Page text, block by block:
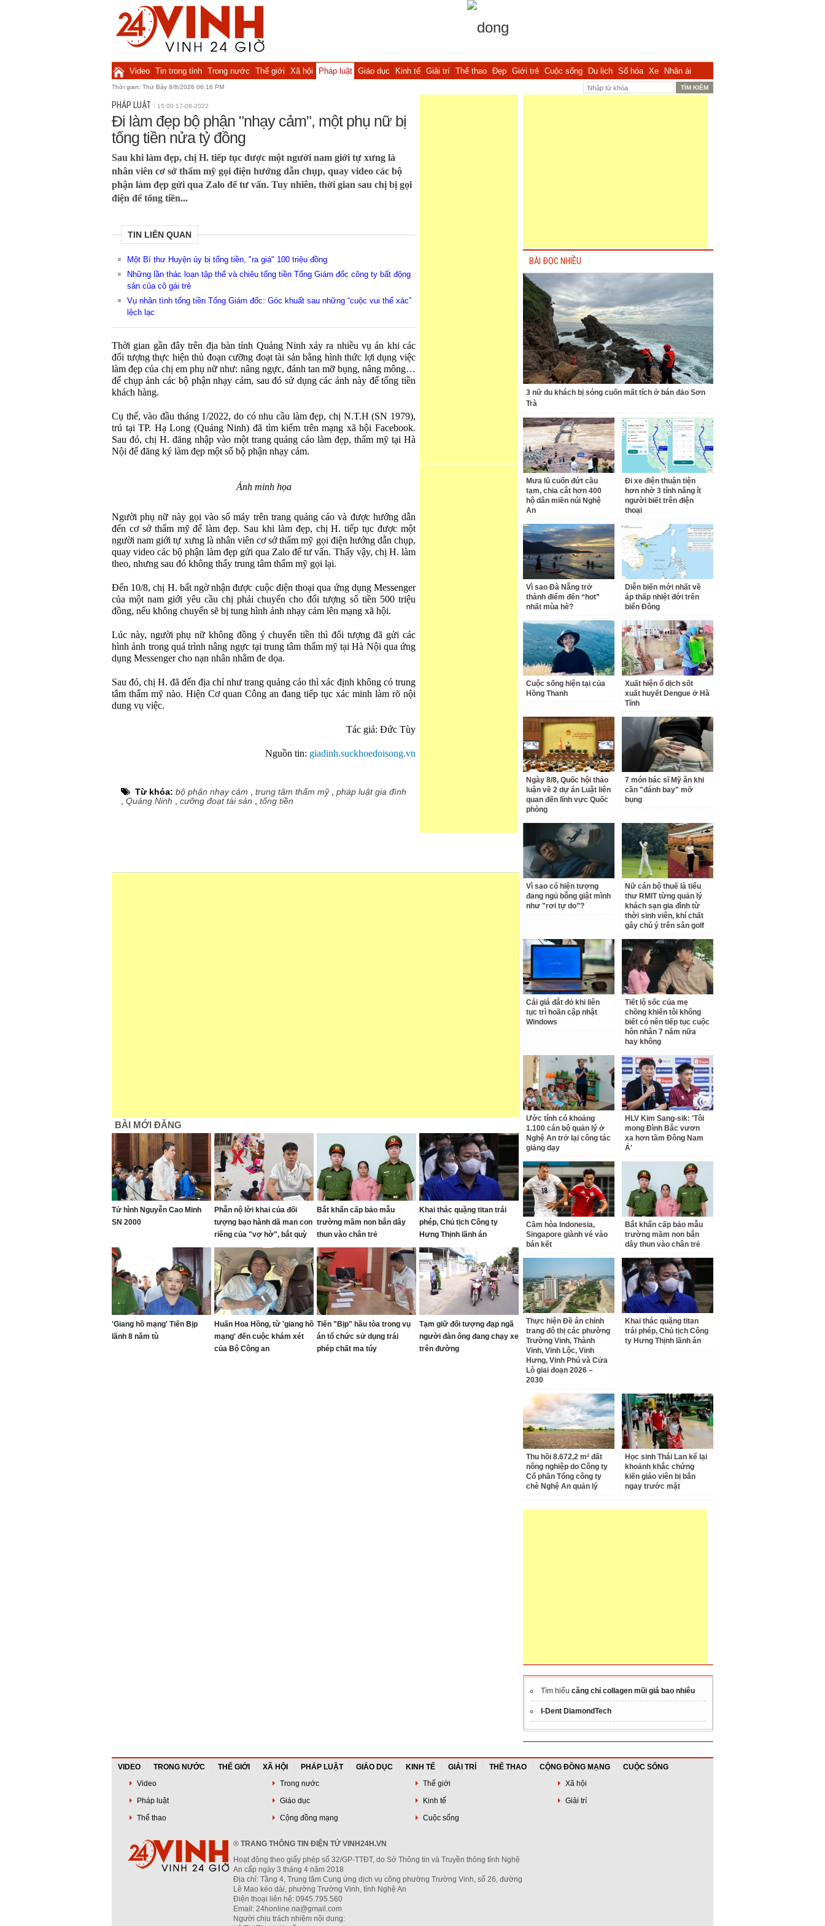
Video Tin trong tỉnh Trong nước Thế giới Xã hội Pháp luật Giáo dục Kinh tế Giải trí Thể thao Đẹp Giới trẻ Cuộc sống Du lịch Số hóa Xe Nhân ái
Thời gian: Thứ Bảy 8/8/2026 06:16 PM
PHÁP LUẬT 15:00 17-08-2022
Đi làm đẹp bộ phận "nhạy cảm", một phụ nữ bị
tống tiền nửa tỷ đồng
Sau khi làm đẹp, chị H. tiếp tục được một người nam giới tự xưng là
nhân viên cơ sở thẩm mỹ gọi điện hướng dẫn chụp, quay video các bộ
phận làm đẹp gửi qua Zalo để tư vấn. Tuy nhiên, thời gian sau chị bị gọi
điện để tống tiền...
TIN LIÊN QUAN
Một Bí thư Huyện ủy bị tống tiền, "ra giá" 100 triệu đồng
Những lần thác loạn tập thể và chiêu tống tiền Tổng Giám đốc công ty bất động
sản của cô gái trẻ
Vụ nhân tình tống tiền Tổng Giám đốc: Góc khuất sau những “cuộc vui thể xác”
lệch lạc
Thời gian gần đây trên địa bàn tỉnh Quảng Ninh xảy ra nhiều vụ án khi các
đối tượng thực hiện thủ đoạn cưỡng đoạt tài sản bằng hình thức lợi dụng việc
làm đẹp của chị em phụ nữ như: nâng ngực, đánh tan mỡ bụng, nâng mông…
để chụp ảnh các bộ phận nhạy cảm, sau đó sử dụng các ảnh này để tống tiền
khách hàng.
Cụ thể, vào đầu tháng 1/2022, do có nhu cầu làm đẹp, chị N.T.H (SN 1979),
trú tại TP. Hạ Long (Quảng Ninh) đã tìm kiếm trên mạng xã hội Facebook.
Sau đó, chị H. đăng nhập vào một trang quảng cáo làm đẹp, thẩm mỹ tại Hà
Nội để đăng ký làm đẹp một số bộ phận nhạy cảm.
Ảnh minh họa
Người phụ nữ này gọi vào số máy trên trang quảng cáo và được hướng dẫn
đến cơ sở thẩm mỹ để làm đẹp. Sau khi làm đẹp, chị H. tiếp tục được một
người nam giới tự xưng là nhân viên cơ sở thẩm mỹ gọi điện hướng dẫn chụp,
quay video các bộ phận làm đẹp gửi qua Zalo để tư vấn. Thấy vậy, chị H. làm
theo, nhưng sau đó không thấy trung tâm thẩm mỹ gọi lại.
Đến 10/8, chị H. bất ngờ nhận được cuộc điện thoại qua ứng dụng Messenger
của một nam giới yêu cầu chị phải chuyển cho đối tượng số tiền 500 triệu
đồng, nếu không chuyển sẽ bị tung hình ảnh nhạy cảm lên mạng xã hội.
Lúc này, người phụ nữ không đồng ý chuyển tiền thì đối tượng đã gửi các
hình ảnh trong quá trình nâng ngực tại trung tâm thẩm mỹ tại Hà Nội qua ứng
dụng Messenger cho nạn nhân nhằm đe dọa.
Sau đó, chị H. đã đến địa chỉ như trang quảng cáo thì xác định không có trung
tâm thẩm mỹ nào. Hiện Cơ quan Công an đang tiếp tục xác minh làm rõ nội
dung vụ việc.
Tác giả: Đức Tùy
Nguồn tin: giadinh.suckhoedoisong.vn
Từ khóa: bộ phận nhạy cảm trung tâm thẩm mỹ, pháp luật gia đình
Quảng Ninh cưỡng đoạt tài sản tống tiền
BÀI MỚI ĐĂNG
Tử hình Nguyễn Cao Minh
SN 2000
Phẫn nộ lời khai của đối
tượng bạo hành dã man con
riêng của "vợ hờ", bắt quỳ
gối đến 1 giờ sáng
Bắt khẩn cấp bảo mẫu
trường mầm non bắn dây
thun vào chân trẻ
Khai thác quặng titan trái
phép, Chủ tịch Công ty
Hưng Thịnh lãnh án
'Giang hồ mạng' Tiến Bịp
lãnh 8 năm tù
Huấn Hoa Hồng, từ 'giang hồ
mạng' đến cuộc khám xét
của Bộ Công an
Tiến "Bịp" hầu tòa trong vụ
án tổ chức sử dụng trái
phép chất ma túy
Tạm giữ đối tượng đạp ngã
người đàn ông đang chạy xe
trên đường
BÀI ĐỌC NHIỀU
3 nữ du khách bị sóng cuốn mất tích ở bán đảo Sơn
Trà
Mưa lũ cuốn đứt cầu
tạm, chia cắt hơn 400
hộ dân miền núi Nghệ
An
Đi xe điện thuận tiện
hơn nhờ 3 tính năng ít
người biết trên điện
thoại
Vì sao Đà Nẵng trở
thành điểm đến “hot”
nhất mùa hè?
Diễn biến mới nhất về
áp thấp nhiệt đới trên
biển Đông
Cuộc sống hiện tại của
Hồng Thanh
Xuất hiện ổ dịch sốt
xuất huyết Dengue ở Hà
Tĩnh
Ngày 8/8, Quốc hội thảo
luận về 2 dự án Luật liên
quan đến lĩnh vực Quốc
phòng
7 món bác sĩ Mỹ ăn khi
cần "đánh bay" mỡ
bụng
Vì sao có hiện tượng
đang ngủ bỗng giật mình
như "rơi tự do”?
Nữ cán bộ thuế là tiểu
thư RMIT từng quản lý
khách sạn gia đình từ
thời sinh viên, khí chất
gây chú ý trên sân golf
Cái giá đắt đỏ khi liên
tục trì hoãn cập nhật
Windows
Tiết lộ sốc của mẹ
chồng khiến tôi không
biết có nên tiếp tục cuộc
hôn nhân 7 năm nữa
hay không
Ước tính có khoảng
1.100 cán bộ quản lý ở
Nghệ An trở lại công tác
giảng dạy
HLV Kim Sang-sik: 'Tôi
mong Đình Bắc vươn
xa hơn tầm Đông Nam
Á'
Cầm hòa Indonesia,
Singapore giành vé vào
bán kết
Bắt khẩn cấp bảo mẫu
trường mầm non bắn
dây thun vào chân trẻ
Thực hiện Đề án chỉnh
trang đô thị các phường
Trường Vinh, Thành
Vinh, Vinh Lộc, Vinh
Hưng, Vinh Phú và Cửa
Lò giai đoạn 2026 –
2030
Khai thác quặng titan
trái phép, Chủ tịch Công
ty Hưng Thịnh lãnh án
Thu hồi 8.672,2 m² đất
nông nghiệp do Công ty
Cổ phần Tổng công ty
chè Nghệ An quản lý
Học sinh Thái Lan kể lại
khoảnh khắc chứng
kiến giáo viên bị bắn
ngay trước mặt
Tìm hiểu căng chỉ collagen mũi giá bao nhiêu
I-Dent DiamondTech
VIDEO TRONG NƯỚC THẾ GIỚI XÃ HỘI PHÁP LUẬT GIÁO DỤC KINH TẾ GIẢI TRÍ THỂ THAO CỘNG ĐỒNG MẠNG
CUỘC SỐNG
Video
Trong nước Thế giới
Xã hội
Pháp luật
Giáo dục Kinh tế
Giải trí
Thể thao
Cộng đồng mạng Cuộc sống
® TRANG THÔNG TIN ĐIỆN TỬ VINH24H.VN
Hoạt động theo giấy phép số 32/GP-TTĐT, do Sở Thông tin và Truyền thông tỉnh Nghệ
An cấp ngày 3 tháng 4 năm 2018
Địa chỉ: Tầng 4, Trung tâm Cung ứng dịch vụ công phường Trường Vinh, số 26, đường
Lê Mao kéo dài, phường Trường Vinh, tỉnh Nghệ An
Điện thoại liên hệ: 0945.795.560
Email: 24honline.na@gmail.com
Người chịu trách nhiệm nội dung: